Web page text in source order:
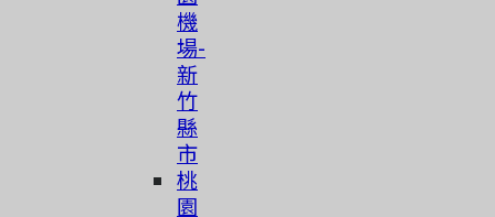
機
場-
新
竹
縣
市
桃
園